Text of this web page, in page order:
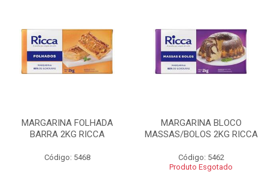
MARGARINA FOLHADA
BARRA 2KG RICCA
Código: 5468
MARGARINA BLOCO
MASSAS/BOLOS 2KG RICCA
Código: 5462
Produto Esgotado